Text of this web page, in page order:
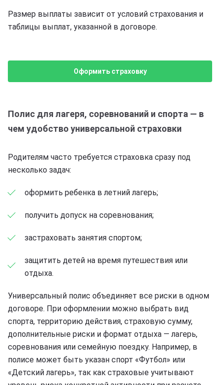
Размер выплаты зависит от условий страхования и
таблицы выплат, указанной в договоре.
Оформить страховку
Полис для лагеря, соревнований и спорта — в
чем удобство универсальной страховки
Родителям часто требуется страховка сразу под
несколько задач:
оформить ребенка в летний лагерь;
получить допуск на соревнования;
застраховать занятия спортом;
защитить детей на время путешествия или
отдыха.
Универсальный полис объединяет все риски в одном
договоре. При оформлении можно выбрать вид
спорта, территорию действия, страховую сумму,
дополнительные риски и формат отдыха — лагерь,
соревнования или семейную поездку. Например, в
полисе может быть указан спорт «Футбол» или
«Детский лагерь», так как страховые учитывают